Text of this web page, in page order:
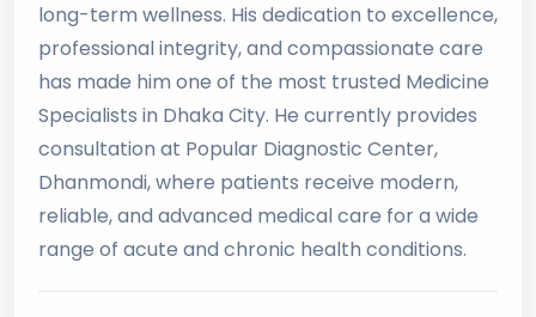
long-term wellness. His dedication to excellence,
professional integrity, and compassionate care
has made him one of the most trusted Medicine
Specialists in Dhaka City. He currently provides
consultation at Popular Diagnostic Center,
Dhanmondi, where patients receive modern,
reliable, and advanced medical care for a wide
range of acute and chronic health conditions.